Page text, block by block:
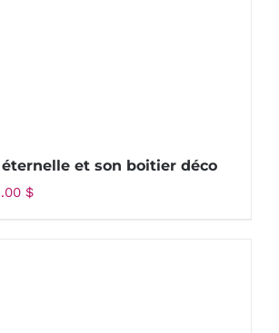
et son boitier déco
$